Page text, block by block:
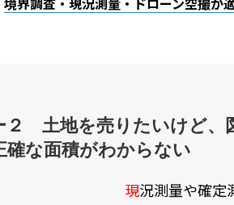
２ 土地を売りたいけど、
確な面積がわからない
現況測量や確定